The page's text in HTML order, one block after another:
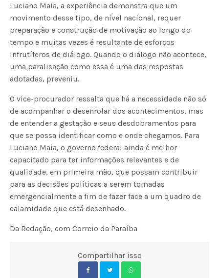
Luciano Maia, a experiência demonstra que um
movimento desse tipo, de nível nacional, requer
preparação e construção de motivação ao longo do
tempo e muitas vezes é resultante de esforços
infrutíferos de diálogo. Quando o diálogo não acontece,
uma paralisação como essa é uma das respostas
adotadas, preveniu.
O vice-procurador ressalta que há a necessidade não só
de acompanhar o desenrolar dos acontecimentos, mas
de entender a gestação e seus desdobramentos para
que se possa identificar como e onde chegamos. Para
Luciano Maia, o governo federal ainda é melhor
capacitado para ter informações relevantes e de
qualidade, em primeira mão, que possam contribuir
para as decisões políticas a serem tomadas
emergencialmente a fim de fazer face a um quadro de
calamidade que está desenhado.
Da Redação, com Correio da Paraíba
Compartilhar isso